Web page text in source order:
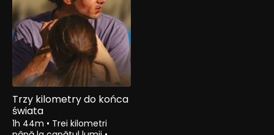
Trzy kilometry do końca
świata
1h 44m • Trei kilometri